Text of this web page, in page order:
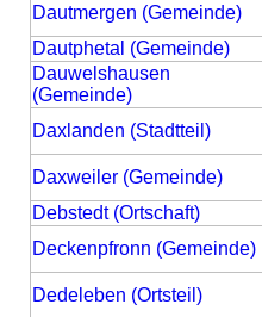
Dautmergen (Gemeinde)
Dautphetal (Gemeinde)
Dauwelshausen
(Gemeinde)
Daxlanden (Stadtteil)
Daxweiler (Gemeinde)
Debstedt (Ortschaft)
Deckenpfronn (Gemeinde)
Dedeleben (Ortsteil)